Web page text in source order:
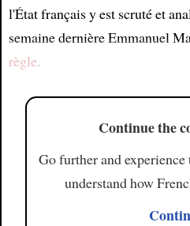
l'État français y est scruté et
semaine dernière Emmanuel
règle.
Continue the
Go further and
understand how